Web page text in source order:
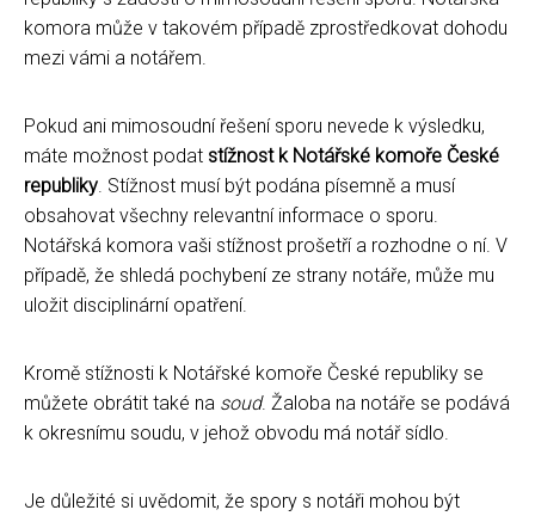
komora může v takovém případě zprostředkovat dohodu
mezi vámi a notářem.
Pokud ani mimosoudní řešení sporu nevede k výsledku,
máte možnost podat stížnost k Notářské komoře České
republiky. Stížnost musí být podána písemně a musí
obsahovat všechny relevantní informace o sporu.
Notářská komora vaši stížnost prošetří a rozhodne o ní. V
případě, že shledá pochybení ze strany notáře, může mu
uložit disciplinární opatření.
Kromě stížnosti k Notářské komoře České republiky se
můžete obrátit také na soud. Žaloba na notáře se podává
k okresnímu soudu, v jehož obvodu má notář sídlo.
Je důležité si uvědomit, že spory s notáři mohou být